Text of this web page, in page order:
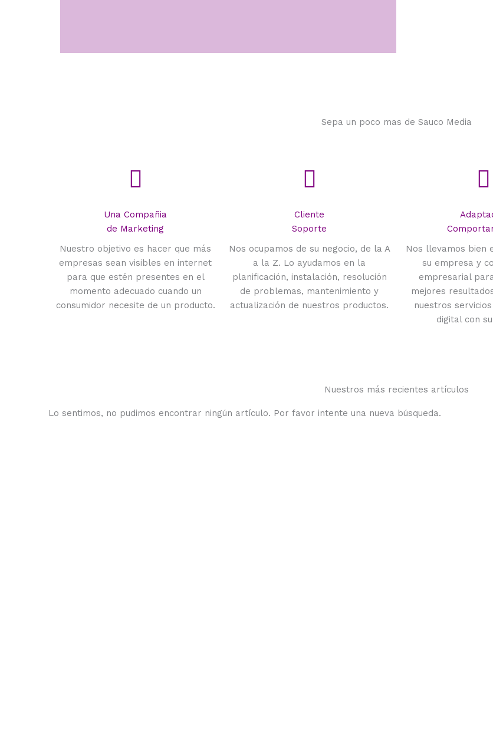
Sepa un poco mas de Sauco Media
Una Compañia
de Marketing
Nuestro objetivo es hacer que más
empresas sean visibles en internet
para que estén presentes en el
momento adecuado cuando un
consumidor necesite de un producto.
Cliente
Soporte
Nos ocupamos de su negocio, de la A
a la Z. Lo ayudamos en la
planificación, instalación, resolución
de problemas, mantenimiento y
actualización de nuestros productos.
Nos llevamos bien
su empresa y
empresarial
mejores
nuestros
digital con
Nuestros más recientes artículos
Lo sentimos, no pudimos encontrar ningún artículo. Por favor intente una nueva búsqueda.